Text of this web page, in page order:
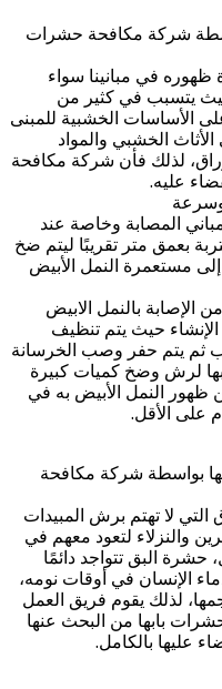
شركة مكافحة حشرات
ظهوره في مبانينا سواء
حيث يتسبب في كثير من
الأساسات الخشبية للمبنى
الخشبي والمواد
لذلك فأن شركة مكافحة
عليه.
المصابة وخاصة عند
بعمق متر تقريبًا ليتم ضخ
مستعمرة النمل الأبيض
الإصابة بالنمل الابيض
حيث يتم تنظيف
ثم يتم حفر وصب الخرسانة
لرش وضخ كميات كبيرة
ظهور النمل الأبيض به في
على الأقل.
بواسطة شركة مكافحة
لا تهتم برش المبيدات
والنزلاء لتعود معهم في
حشرة البق تتواجد دائمًا
الإنسان في أوقات نومه،
لذلك يقوم فريق العمل
بابها من البحث عنها
عليها بالكامل.